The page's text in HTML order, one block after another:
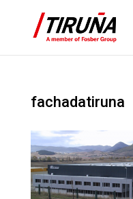
fachadatiruna